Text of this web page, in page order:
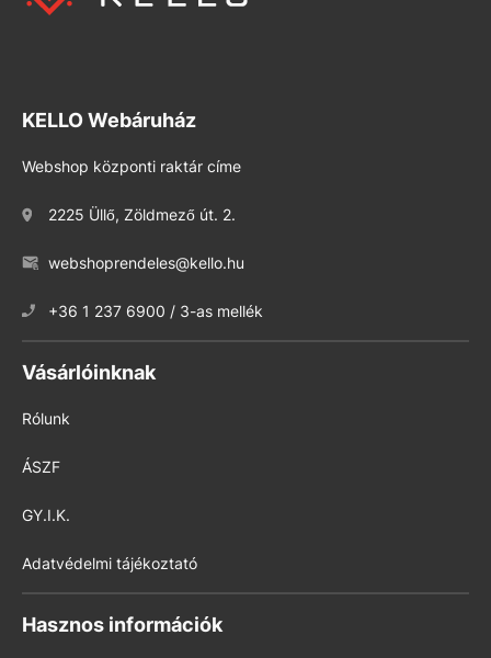
KELLO Webáruház
Webshop központi raktár címe
2225 Üllő, Zöldmező út. 2.
webshoprendeles@kello.hu
+36 1 237 6900 / 3-as mellék
Vásárlóinknak
Rólunk
ÁSZF
GY.I.K.
Adatvédelmi tájékoztató
Hasznos információk